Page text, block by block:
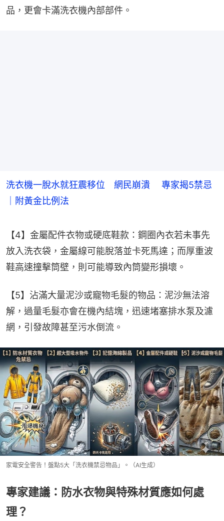
品，更會卡滿洗衣機內部部件。
洗衣機一脫水就狂震移位 網民崩潰 專家揭5禁忌
｜附黃金比例法
【4】金屬配件衣物或硬底鞋款：鋼圈內衣若未事先
放入洗衣袋，金屬線可能脫落並卡死馬達；而厚重波
鞋高速撞擊筒壁，則可能導致內筒變形損壞。
【5】沾滿大量泥沙或寵物毛髮的物品：泥沙無法溶
解，過量毛髮亦會在機內結塊，迅速堵塞排水泵及濾
網，引發故障甚至污水倒流。
家電安全警告！盤點5大「洗衣機禁忌物品」。（AI生成）
專家建議：防水衣物與特殊材質應如何處
理？